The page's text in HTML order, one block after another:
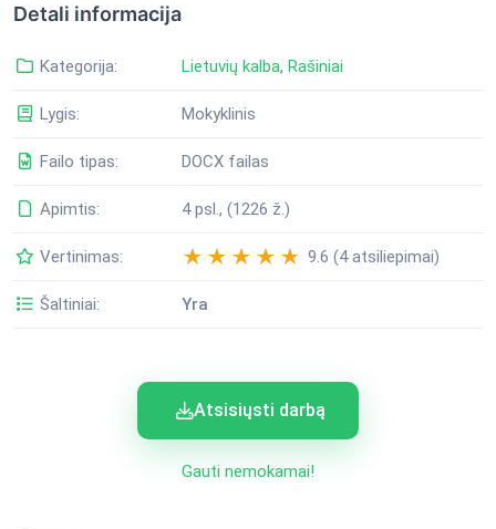
Detali informacija
Kategorija: Lietuvių kalba, Rašiniai
Lygis: Mokyklinis
Failo tipas: DOCX failas
Apimtis: 4 psl., (1226 ž.)
Vertinimas: 9.6 (4 atsiliepimai)
Šaltiniai: Yra
Atsisiųsti darbą
Gauti nemokamai!